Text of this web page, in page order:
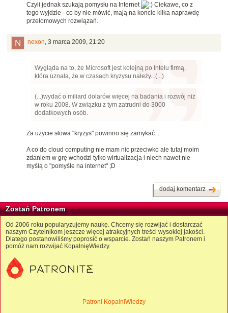
Czyli jednak szukają pomysłu na Internet
Ciekawe, co z
tego wyjdzie - co by nie mówić, mają na koncie kilka naprawdę
przełomowych rozwiązań.
nexon 3 marca 2009, 21:20
Wygląda na to, że Microsoft jest kolejną po Intelu firmą,
która uznała, że w czasach kryzysu należy...(...)
(...)wydać o miliard dolarów więcej na badania i rozwój niż
w roku 2008. W związku z tym zatrudni do 3000
dodatkowych osób.
Za użycie słowa "kryzys" powinno się zamykać...
A co do cloud computing nie mam nic przeciwko ale tutaj moim
zdaniem w grę wchodzi tylko wirtualizacja i niech nawet nie
myślą o "pomyśle na internet" ;D
dodaj komentarz
Zostań Patronem
Od 2006 roku popularyzujemy naukę. Chcemy się rozwijać i dostarczać
naszym Czytelnikom jeszcze więcej atrakcyjnych treści wysokiej jakości.
Dlatego postanowiliśmy poprosić o wsparcie. Zostań naszym Patronem i
pomóż nam rozwijać KopalnięWiedzy.
Patroni KopalniWiedzy